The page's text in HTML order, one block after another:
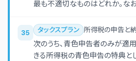
最も不適切なものはどれか。な
35 タックスプラン 所得税の申告と
次のうち、青色申告者のみが適
きる所得税の青色申告の特典と